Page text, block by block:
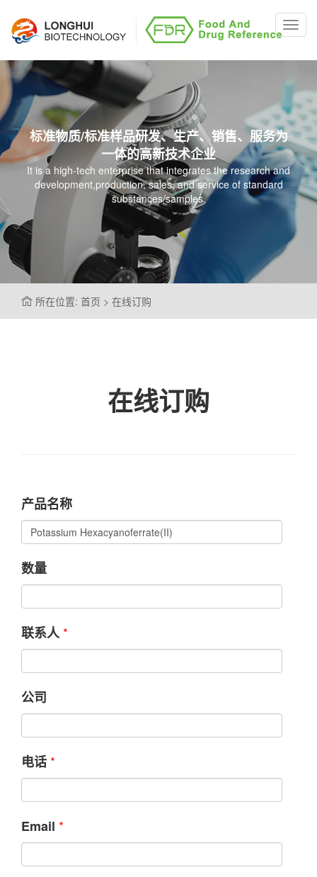
标准物质/标准样品研发、生产、销售、服务为
一体的高新技术企业
It is a high-tech enterprise that integrates the research and
development,production, sales, and service of standard
substances/samples.
所在位置: 首页 > 在线订购
在线订购
产品名称
数量
联系人 *
公司
电话 *
Email *